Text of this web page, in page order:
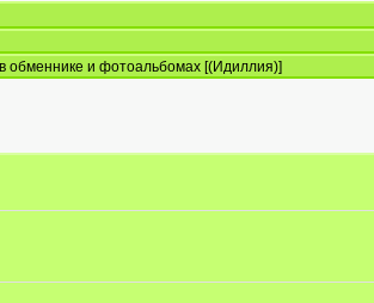
обменнике и фотоальбомах [(Идиллия)]